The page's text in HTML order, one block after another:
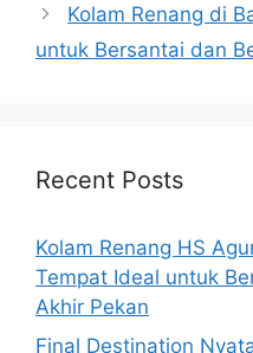
Kolam Renang di
untuk Bersantai dan
Recent Posts
Kolam Renang HS
Tempat Ideal untuk
Akhir Pekan
Final Destination